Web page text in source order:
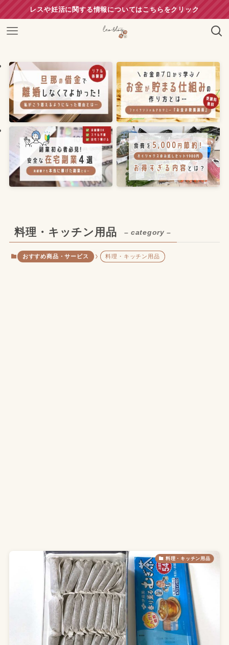
レスや妊活に関する情報についてはこちらをクリック
料理・キッチン用品 – category –
おすすめ商品・サービス 料理・キッチン用品
料理・キッチン用品